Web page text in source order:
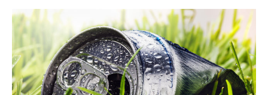
Abrys